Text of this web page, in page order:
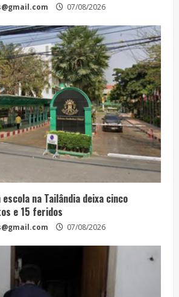
07/08/2026
na Tailândia deixa cinco
e 15 feridos
07/08/2026